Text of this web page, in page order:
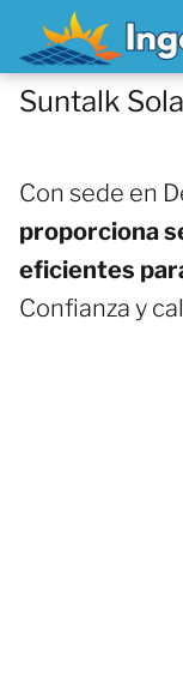
Suntalk
Con sede en
proporciona
eficientes
Confianza y